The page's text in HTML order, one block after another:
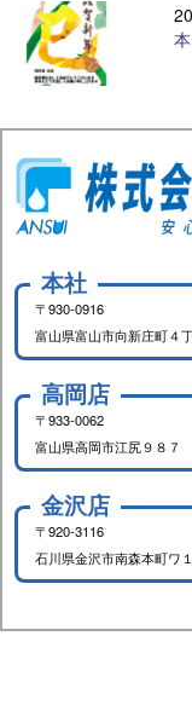
本社
〒930-0916
富山県富山市向新庄町４
高岡店
〒933-0062
富山県高岡市江尻９８７
金沢店
〒920-3116
石川県金沢市南森本町ワ